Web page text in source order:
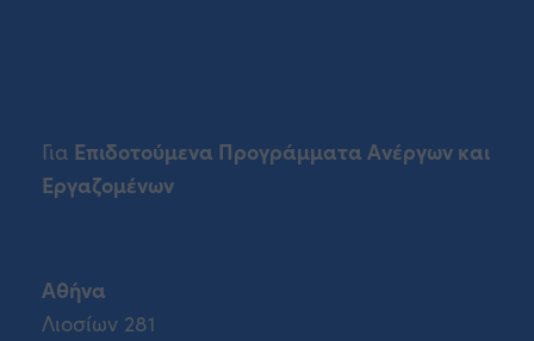
Για Επιδοτούμενα Προγράμματα Ανέργων και
Εργαζομένων
Αθήνα
Λιοσίων 281